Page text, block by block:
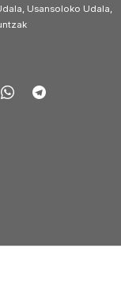
Usansoloko Udala,